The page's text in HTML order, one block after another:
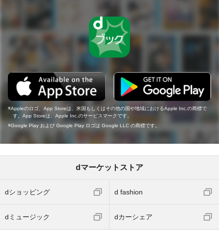
Appleのロゴ、App Storeは、米国もしくはその他の国や地域におけるApple Inc.の商標で
す。App Storeは、Apple Inc.のサービスマークです。
Google Play および Google Play ロゴは Google LLC の商標です。
dマーケットストア
dショッピング d fashion
dミュージック dカーシェア